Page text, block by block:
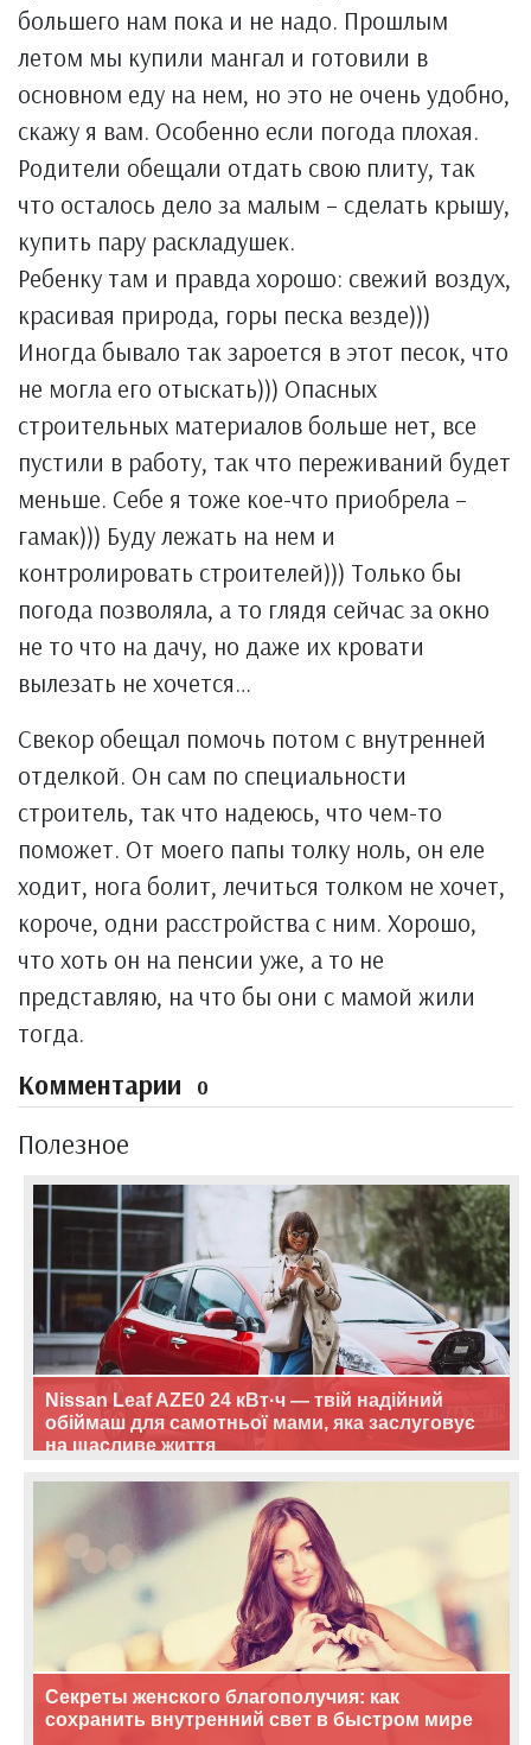
большего нам пока и не надо. Прошлым
летом мы купили мангал и готовили в
основном еду на нем, но это не очень удобно,
скажу я вам. Особенно если погода плохая.
Родители обещали отдать свою плиту, так
что осталось дело за малым – сделать крышу,
купить пару раскладушек.
Ребенку там и правда хорошо: свежий воздух,
красивая природа, горы песка везде)))
Иногда бывало так зароется в этот песок, что
не могла его отыскать))) Опасных
строительных материалов больше нет, все
пустили в работу, так что переживаний будет
меньше. Себе я тоже кое-что приобрела –
гамак))) Буду лежать на нем и
контролировать строителей))) Только бы
погода позволяла, а то глядя сейчас за окно
не то что на дачу, но даже их кровати
вылезать не хочется…
Свекор обещал помочь потом с внутренней
отделкой. Он сам по специальности
строитель, так что надеюсь, что чем-то
поможет. От моего папы толку ноль, он еле
ходит, нога болит, лечиться толком не хочет,
короче, одни расстройства с ним. Хорошо,
что хоть он на пенсии уже, а то не
представляю, на что бы они с мамой жили
тогда.
Комментарии 0
Полезное
Nissan Leaf AZE0 24 кВт·ч — твій надійний
обіймаш для самотньої мами, яка заслуговує
на щасливе життя
Секреты женского благополучия: как
сохранить внутренний свет в быстром мире